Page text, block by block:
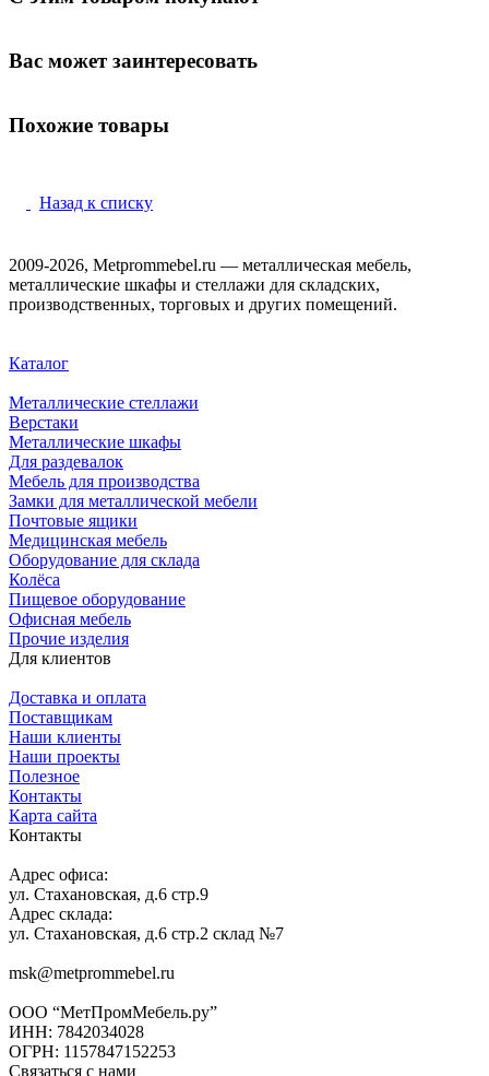
Вас может заинтересовать
Похожие товары
Назад к списку
2009-2026, Metprommebel.ru — металлическая мебель,
металлические шкафы и стеллажи для складских,
производственных, торговых и других помещений.
Каталог
Металлические стеллажи
Верстаки
Металлические шкафы
Для раздевалок
Мебель для производства
Замки для металлической мебели
Почтовые ящики
Медицинская мебель
Оборудование для склада
Колёса
Пищевое оборудование
Офисная мебель
Прочие изделия
Для клиентов
Доставка и оплата
Поставщикам
Наши клиенты
Наши проекты
Полезное
Контакты
Карта сайта
Контакты
Адрес офиса:
ул. Стахановская, д.6 стр.9
Адрес склада:
ул. Стахановская, д.6 стр.2 склад №7
msk@metprommebel.ru
ООО “МетПромМебель.ру”
ИНН: 7842034028
ОГРН: 1157847152253
Связаться с нами